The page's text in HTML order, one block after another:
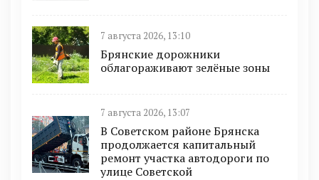
7 августа 2026, 13:10
Брянские дорожники
облагораживают зелёные зоны
7 августа 2026, 13:07
В Советском районе Брянска
продолжается капитальный
ремонт участка автодороги по
улице Советской